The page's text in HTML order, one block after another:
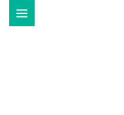
cantidad